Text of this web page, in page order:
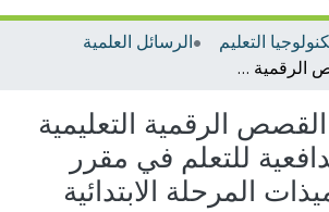
التعليم
الرسائل العلمية
أثر استخدام القصص الرقمية التعليمية على تنمية الدافعية للتعلم في مقرر لغتي لدى تلميذات المرحلة الابتدائية
الرقمية التعليمية
للتعلم في مقرر
المرحلة الابتدائية